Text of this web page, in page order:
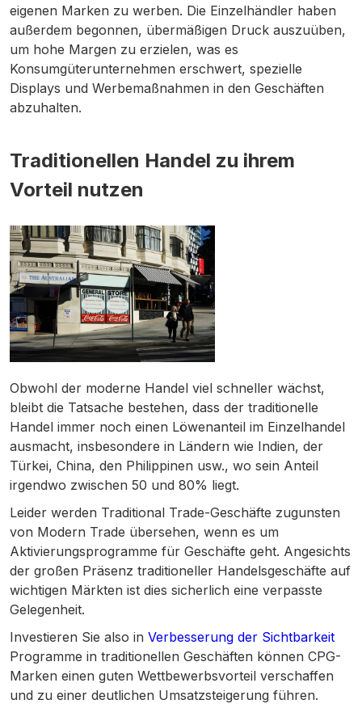
eigenen Marken zu werben. Die Einzelhändler haben
außerdem begonnen, übermäßigen Druck auszuüben,
um hohe Margen zu erzielen, was es
Konsumgüterunternehmen erschwert, spezielle
Displays und Werbemaßnahmen in den Geschäften
abzuhalten.
Traditionellen Handel zu ihrem
Vorteil nutzen
Obwohl der moderne Handel viel schneller wächst,
bleibt die Tatsache bestehen, dass der traditionelle
Handel immer noch einen Löwenanteil im Einzelhandel
ausmacht, insbesondere in Ländern wie Indien, der
Türkei, China, den Philippinen usw., wo sein Anteil
irgendwo zwischen 50 und 80% liegt.
Leider werden Traditional Trade-Geschäfte zugunsten
von Modern Trade übersehen, wenn es um
Aktivierungsprogramme für Geschäfte geht. Angesichts
der großen Präsenz traditioneller Handelsgeschäfte auf
wichtigen Märkten ist dies sicherlich eine verpasste
Gelegenheit.
Investieren Sie also in Verbesserung der Sichtbarkeit
Programme in traditionellen Geschäften können CPG-
Marken einen guten Wettbewerbsvorteil verschaffen
und zu einer deutlichen Umsatzsteigerung führen.